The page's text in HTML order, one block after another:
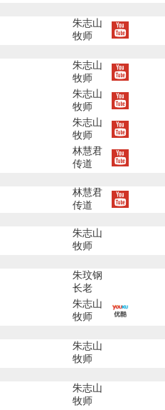
朱志山
牧师
朱志山
牧师
朱志山
牧师
朱志山
牧师
林慧君
传道
林慧君
传道
朱志山
牧师
朱玟钢
长老
朱志山
牧师
朱志山
牧师
朱志山
牧师